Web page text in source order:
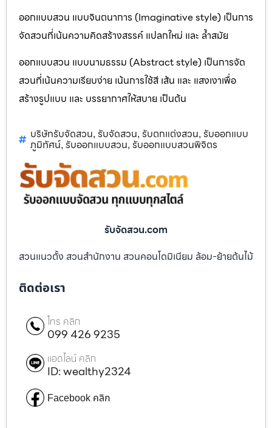
ออกแบบสวน แบบจินตนาการ (Imaginative style) เป็นการ
จัดสวนที่เน้นความคิดสร้างสรรค์ แปลกใหม่ และ ล้ำสมัย
ออกแบบสวน แบบนามธรรม (Abstract style) เป็นการจัด
สวนที่เน้นความเรียบง่าย เน้นการใช้สี เส้น และ แสงเงาเพื่อ
สร้างรูปแบบ และ บรรยากาศให้สบาย เป็นต้น
บริษัทรับจัดสวน, รับจัดสวน, รับตกแต่งสวน, รับออกแบบ
ภูมิทัศน์, รับออกแบบสวน, รับออกแบบสวนพิจิตร
รับจัดสวน.com
สวนแนวตั้ง สวนสำนักงาน สวนคอนโดมิเนียม ล้อม-ย้ายต้นไม้
ติดต่อเรา
โทร คลิก
099 426 9235
แอดไลน์ คลิก
ID: wealthy2324
Facebook คลิก